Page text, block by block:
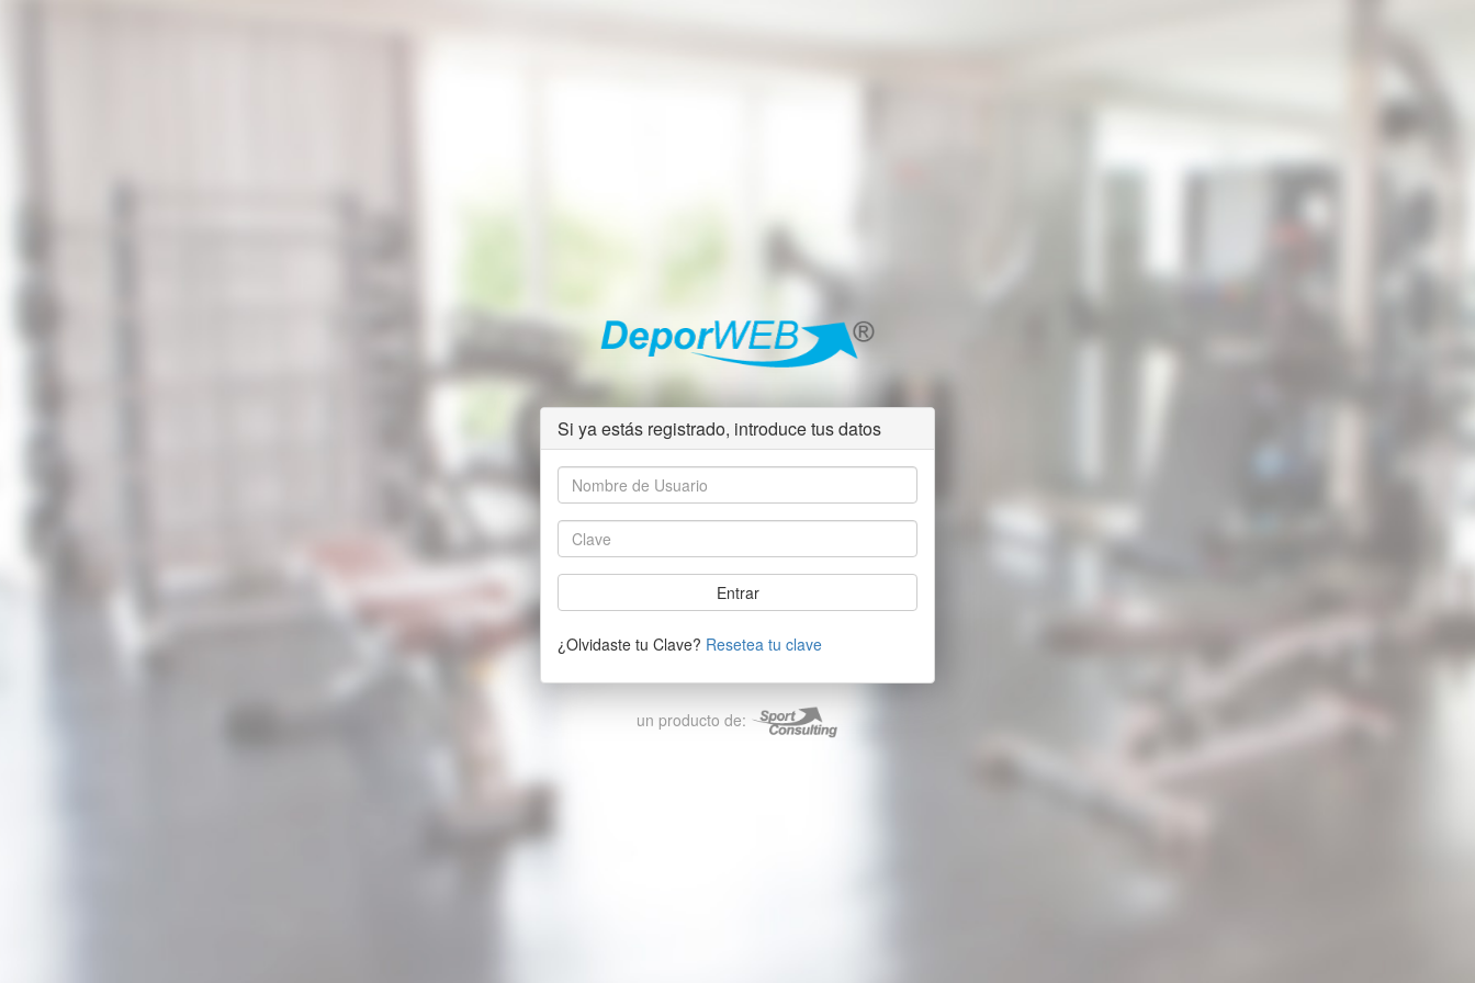
Si ya estás registrado, introduce tus datos
¿Olvidaste tu Clave? Resetea tu clave
un producto de: